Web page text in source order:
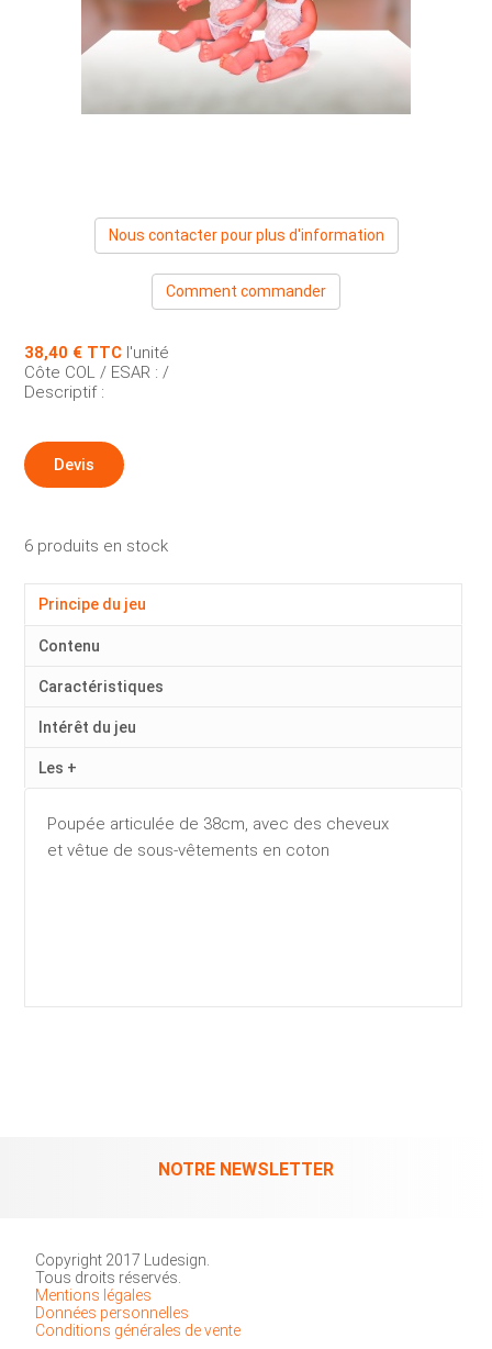
Nous contacter pour plus d'information
Comment commander
38,40 €
l'unité
Côte COL / ESAR : /
Descriptif :
Devis
6 produits en stock
Principe du jeu
Contenu
Caractéristiques
Intérêt du jeu
Les +
Poupée articulée de 38cm, avec des cheveux
et vêtue de sous-vêtements en coton
NOTRE NEWSLETTER
Copyright 2017 Ludesign.
Tous droits réservés.
Mentions légales
Données personnelles
Conditions générales de vente